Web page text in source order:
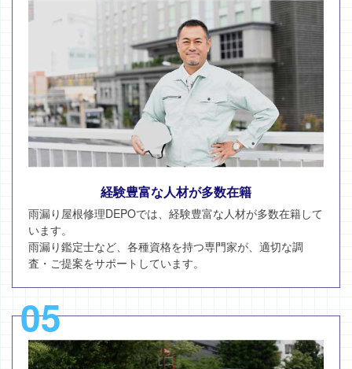
経験豊富な人材が多数在籍
雨漏り屋根修理DEPOでは、経験豊富な人材が多数在籍して
います。
雨漏り鑑定士など、各種資格を持つ専門家が、適切な調
査・ご提案をサポートしています。
05